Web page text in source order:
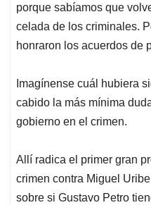
porque sabíamos que
celada de los criminales.
honraron los acuerdos de
Imagínense cuál hubiera
cabido la más mínima
gobierno en el crimen.
Allí radica el primer gran
crimen contra Miguel
sobre si Gustavo Petro